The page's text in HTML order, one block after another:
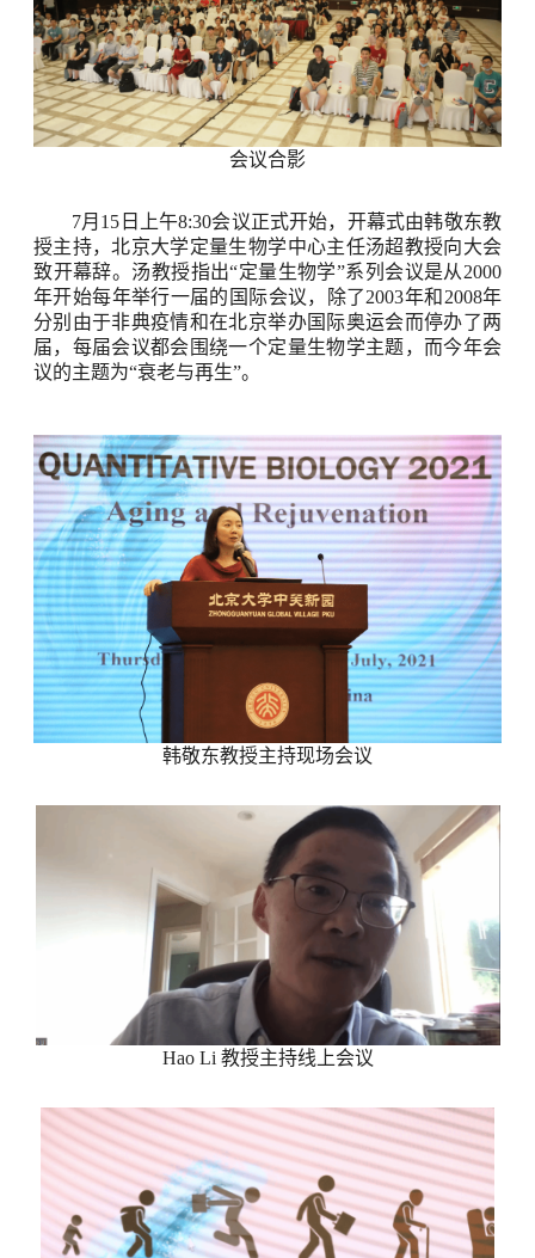
会议合影
7月 15 日上午8:30会议正式开始，开幕式由韩敬东教
授主持，北京大学定量生物学中心主任汤超教授向大会
致开幕辞。汤教授指出“定量生物学”系列会议是从 2000
年开始每年举行一届的国际会议，除了2003年和 2008年
分别由于非典疫情和在北京举办国际奥运会而停办了两
届，每届会议都会围绕一个定量生物学主题，而今年会
议的主题为“衰老与再生”。
韩敬东教授主持现场会议
Hao Li 教授主持线上会议